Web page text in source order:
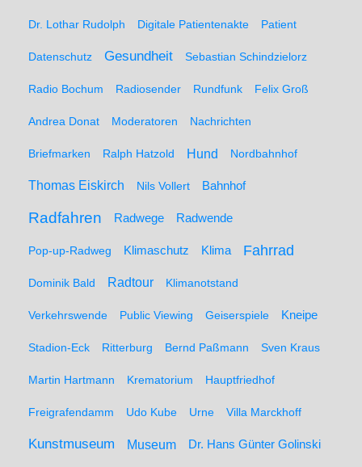
Dr. Lothar Rudolph Digitale Patientenakte Patient
Datenschutz Gesundheit Sebastian Schindzielorz
Radio Bochum Radiosender Rundfunk Felix Groß
Andrea Donat Moderatoren Nachrichten
Briefmarken Ralph Hatzold Hund Nordbahnhof
Thomas Eiskirch Nils Vollert Bahnhof
Radfahren Radwege Radwende
Pop-up-Radweg Klimaschutz Klima Fahrrad
Dominik Bald Radtour Klimanotstand
Verkehrswende Public Viewing Geiserspiele Kneipe
Stadion-Eck Ritterburg Bernd Paßmann Sven Kraus
Martin Hartmann Krematorium Hauptfriedhof
Freigrafendamm Udo Kube Urne Villa Marckhoff
Kunstmuseum Museum Dr. Hans Günter Golinski